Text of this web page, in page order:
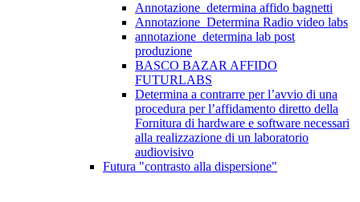
Annotazione_determina affido bagnetti
Annotazione_Determina Radio video labs
annotazione_determina lab post
produzione
BASCO BAZAR AFFIDO
FUTURLABS
Determina a contrarre per l’avvio di una
procedura per l’affidamento diretto della
Fornitura di hardware e software necessari
alla realizzazione di un laboratorio
audiovisivo
Futura "contrasto alla dispersione"